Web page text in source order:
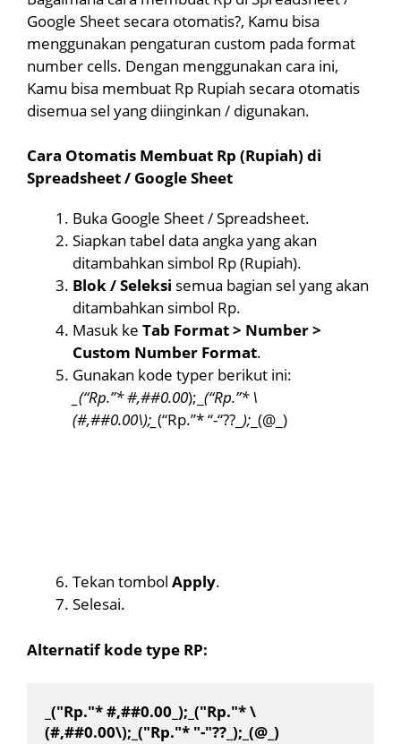
Google Sheet secara otomatis?, Kamu bisa
menggunakan pengaturan custom pada format
number cells. Dengan menggunakan cara ini,
Kamu bisa membuat Rp Rupiah secara otomatis
disemua sel yang diinginkan / digunakan.
Cara Otomatis Membuat Rp (Rupiah) di
Spreadsheet / Google Sheet
Buka Google Sheet / Spreadsheet.
Siapkan tabel data angka yang akan
ditambahkan simbol Rp (Rupiah).
Blok / Seleksi semua bagian sel yang akan
ditambahkan simbol Rp.
Masuk ke Tab Format > Number >
Custom Number Format.
Gunakan kode typer berikut ini:
_(“Rp.”* #,##0.00);_ (“Rp.”* \
(#,##0.00\);_ (“Rp.”* “-“??_ ); _(@_)
Tekan tombol Apply.
Selesai.
Alternatif kode type RP:
_("Rp."* #,##0.00_);_("Rp."* \
(#,##0.00\);_("Rp."* "-"??_);_(@_)